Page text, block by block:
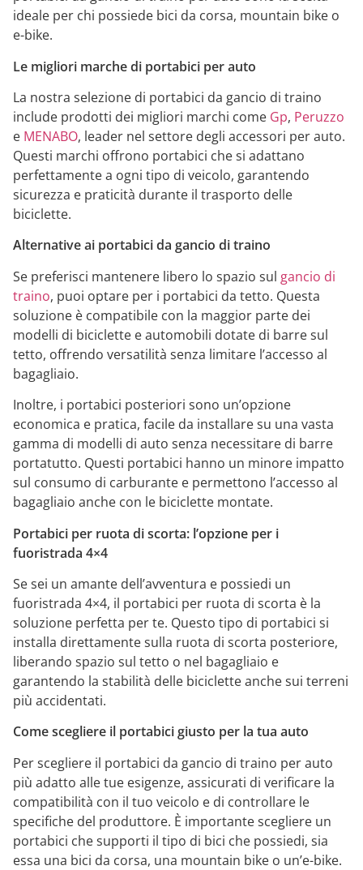
ideale per chi possiede bici da corsa, mountain bike o
e-bike.
Le migliori marche di portabici per auto
La nostra selezione di portabici da gancio di traino
include prodotti dei migliori marchi come Gp, Peruzzo
e MENABO, leader nel settore degli accessori per auto.
Questi marchi offrono portabici che si adattano
perfettamente a ogni tipo di veicolo, garantendo
sicurezza e praticità durante il trasporto delle
biciclette.
Alternative ai portabici da gancio di traino
Se preferisci mantenere libero lo spazio sul gancio di
traino, puoi optare per i portabici da tetto. Questa
soluzione è compatibile con la maggior parte dei
modelli di biciclette e automobili dotate di barre sul
tetto, offrendo versatilità senza limitare l’accesso al
bagagliaio.
Inoltre, i portabici posteriori sono un’opzione
economica e pratica, facile da installare su una vasta
gamma di modelli di auto senza necessitare di barre
portatutto. Questi portabici hanno un minore impatto
sul consumo di carburante e permettono l’accesso al
bagagliaio anche con le biciclette montate.
Portabici per ruota di scorta: l’opzione per i
fuoristrada 4×4
Se sei un amante dell’avventura e possiedi un
fuoristrada 4×4, il portabici per ruota di scorta è la
soluzione perfetta per te. Questo tipo di portabici si
installa direttamente sulla ruota di scorta posteriore,
liberando spazio sul tetto o nel bagagliaio e
garantendo la stabilità delle biciclette anche sui terreni
più accidentati.
Come scegliere il portabici giusto per la tua auto
Per scegliere il portabici da gancio di traino per auto
più adatto alle tue esigenze, assicurati di verificare la
compatibilità con il tuo veicolo e di controllare le
specifiche del produttore. È importante scegliere un
portabici che supporti il tipo di bici che possiedi, sia
essa una bici da corsa, una mountain bike o un’e-bike.